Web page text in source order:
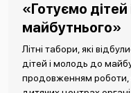
«Готуємо
майбутнього»
Літні табори, які
дітей і молодь до
продовженням роботи,